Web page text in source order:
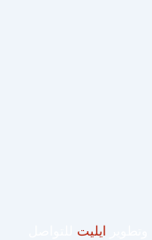
ايليتللتواصل